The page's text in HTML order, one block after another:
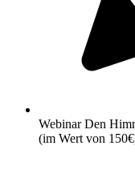
Webinar Den
(im Wert von